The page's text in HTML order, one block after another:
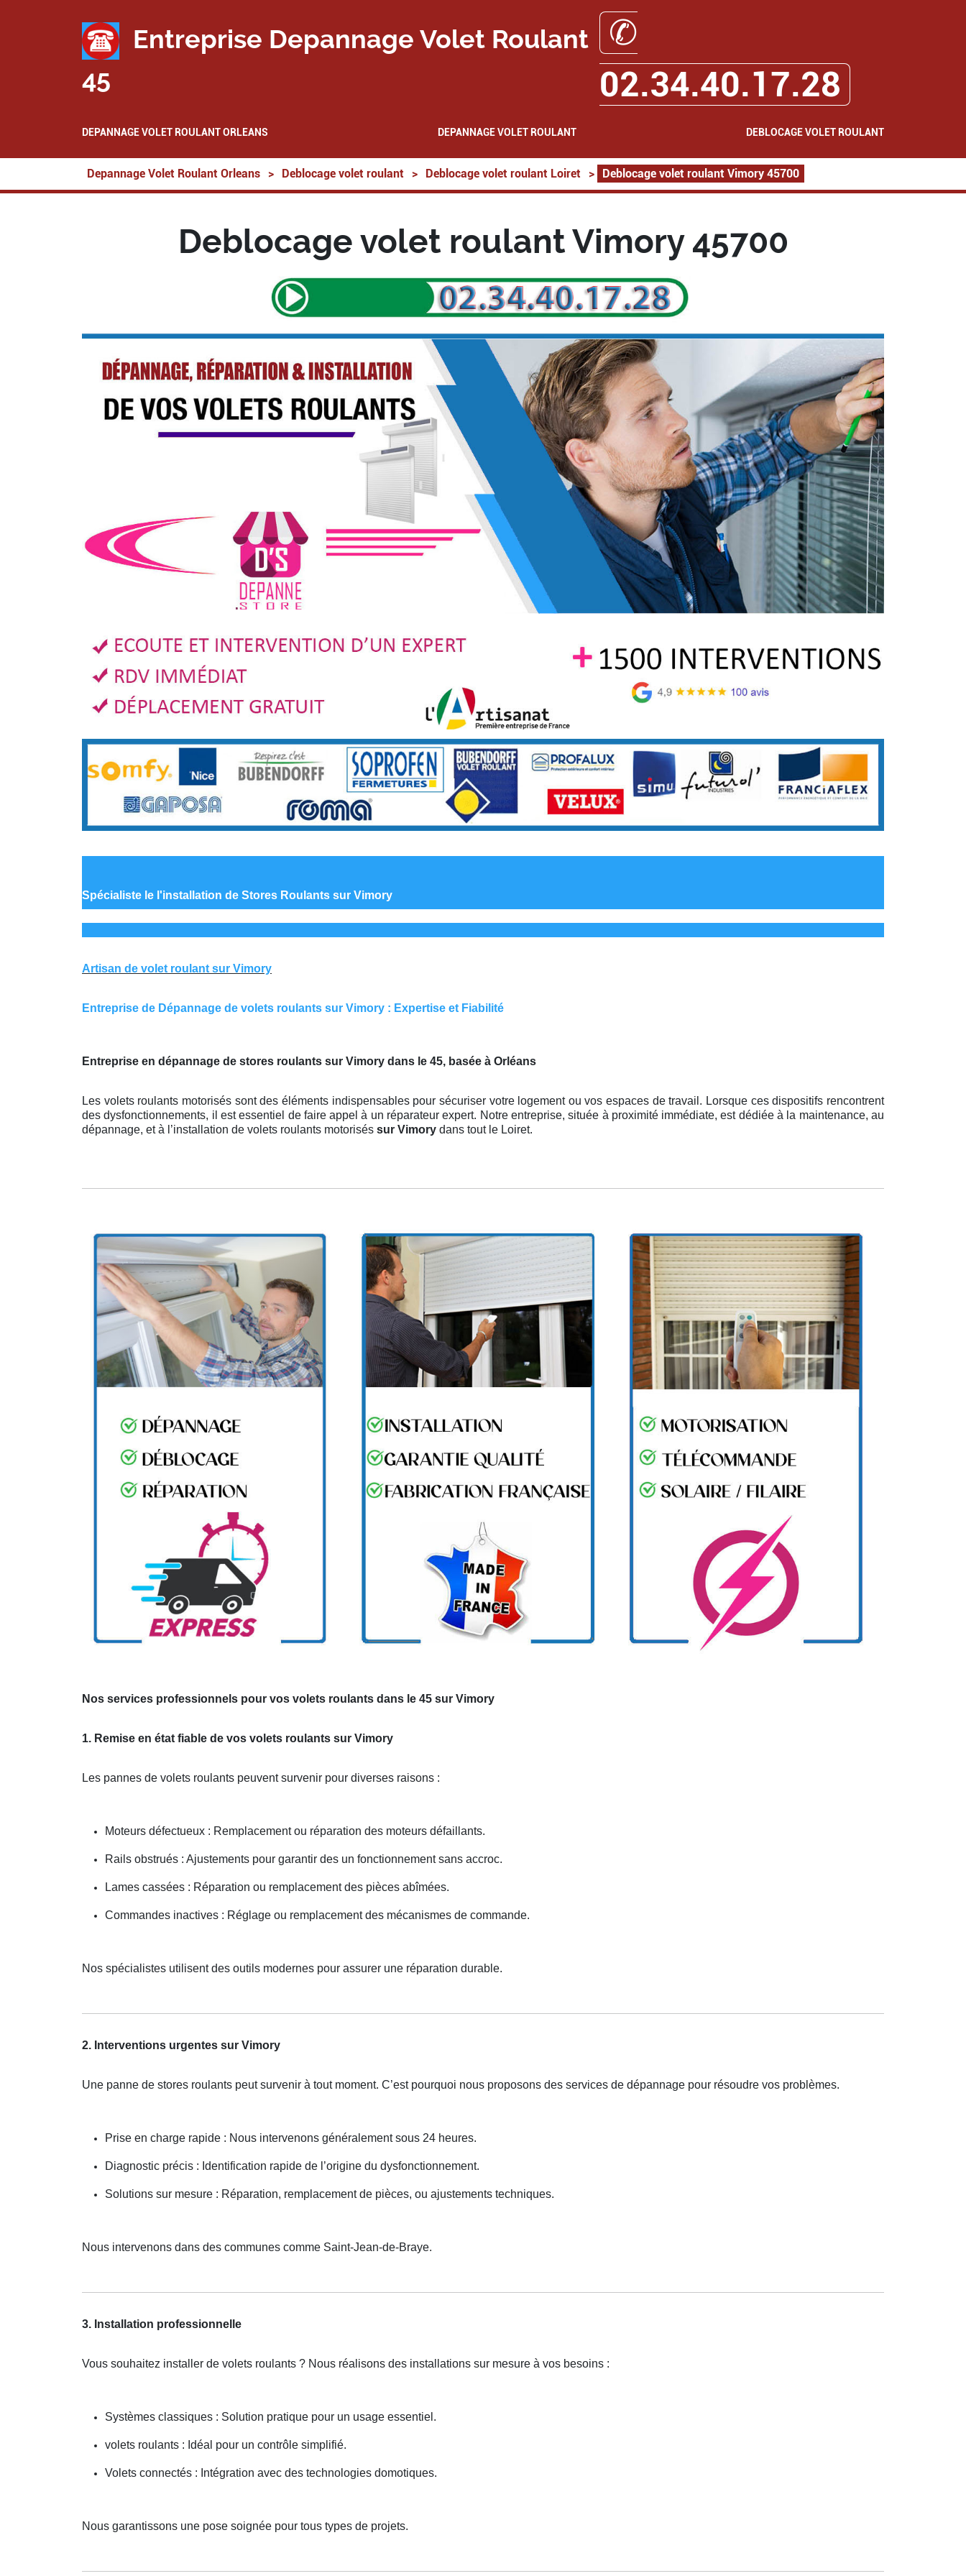
Entreprise Depannage Volet Roulant
45
✆
02.34.40.17.28
DEPANNAGE VOLET ROULANT ORLEANS DEPANNAGE VOLET ROULANT DEBLOCAGE VOLET ROULANT
Depannage Volet Roulant Orleans > Deblocage volet roulant > Deblocage volet roulant Loiret > Deblocage volet roulant Vimory 45700
Deblocage volet roulant Vimory 45700
Spécialiste le l'installation de Stores Roulants sur Vimory
Artisan de volet roulant sur Vimory
Entreprise de Dépannage de volets roulants sur Vimory : Expertise et Fiabilité
Entreprise en dépannage de stores roulants sur Vimory dans le 45, basée à Orléans
Les volets roulants motorisés sont des éléments indispensables pour sécuriser votre logement ou vos espaces de travail. Lorsque ces dispositifs rencontrent
des dysfonctionnements, il est essentiel de faire appel à un réparateur expert. Notre entreprise, située à proximité immédiate, est dédiée à la maintenance, au
dépannage, et à l’installation de volets roulants motorisés sur Vimory dans tout le Loiret.
Nos services professionnels pour vos volets roulants dans le 45 sur Vimory
1. Remise en état fiable de vos volets roulants sur Vimory
Les pannes de volets roulants peuvent survenir pour diverses raisons :
Moteurs défectueux : Remplacement ou réparation des moteurs défaillants.
Rails obstrués : Ajustements pour garantir des un fonctionnement sans accroc.
Lames cassées : Réparation ou remplacement des pièces abîmées.
Commandes inactives : Réglage ou remplacement des mécanismes de commande.
Nos spécialistes utilisent des outils modernes pour assurer une réparation durable.
2. Interventions urgentes sur Vimory
Une panne de stores roulants peut survenir à tout moment. C’est pourquoi nous proposons des services de dépannage pour résoudre vos problèmes.
Prise en charge rapide : Nous intervenons généralement sous 24 heures.
Diagnostic précis : Identification rapide de l’origine du dysfonctionnement.
Solutions sur mesure : Réparation, remplacement de pièces, ou ajustements techniques.
Nous intervenons dans des communes comme Saint-Jean-de-Braye.
3. Installation professionnelle
Vous souhaitez installer de volets roulants ? Nous réalisons des installations sur mesure à vos besoins :
Systèmes classiques : Solution pratique pour un usage essentiel.
volets roulants : Idéal pour un contrôle simplifié.
Volets connectés : Intégration avec des technologies domotiques.
Nous garantissons une pose soignée pour tous types de projets.